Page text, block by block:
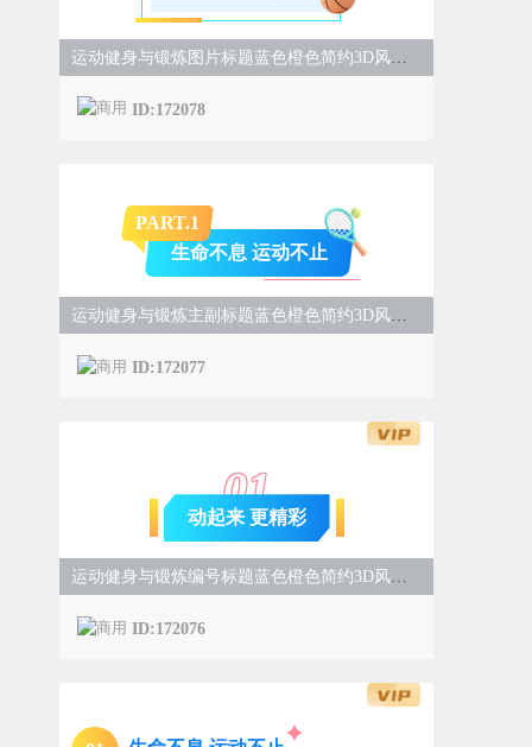
ID:172078
PART.1
生命不息 运动不止
运动健身与锻炼主副标题蓝色橙色简约3D风样式
ID:172077
01
动起来 更精彩
运动健身与锻炼编号标题蓝色橙色简约3D风样式
ID:172076